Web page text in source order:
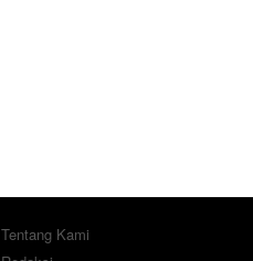
Tentang Kami